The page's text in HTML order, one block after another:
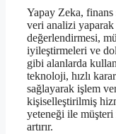
Yapay Zeka,
veri analizi
değerlendirmesi,
iyileştirmeleri ve
gibi alanlarda
teknoloji, hızlı
sağlayarak işlem
kişiselleştirilmiş
yeteneği ile
artırır.